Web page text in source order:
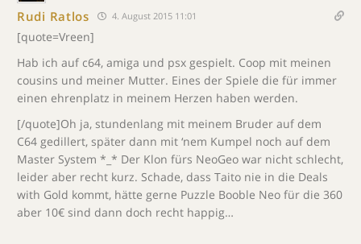
Rudi Ratlos 4. August 2015 11:01
[quote=Vreen]
Hab ich auf c64, amiga und psx gespielt. Coop mit meinen
cousins und meiner Mutter. Eines der Spiele die für immer
einen ehrenplatz in meinem Herzen haben werden.
[/quote]Oh ja, stundenlang mit meinem Bruder auf dem
C64 gedillert, später dann mit ‘nem Kumpel noch auf dem
Master System *_* Der Klon fürs NeoGeo war nicht schlecht,
leider aber recht kurz. Schade, dass Taito nie in die Deals
with Gold kommt, hätte gerne Puzzle Booble Neo für die 360
aber 10€ sind dann doch recht happig…